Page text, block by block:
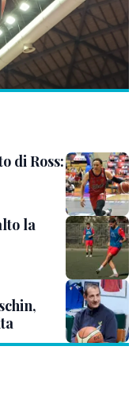
di Ross:
la